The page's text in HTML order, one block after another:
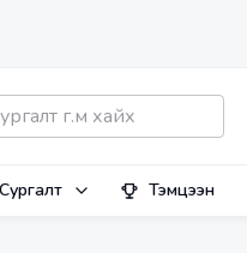
Сургалт Тэмцээн